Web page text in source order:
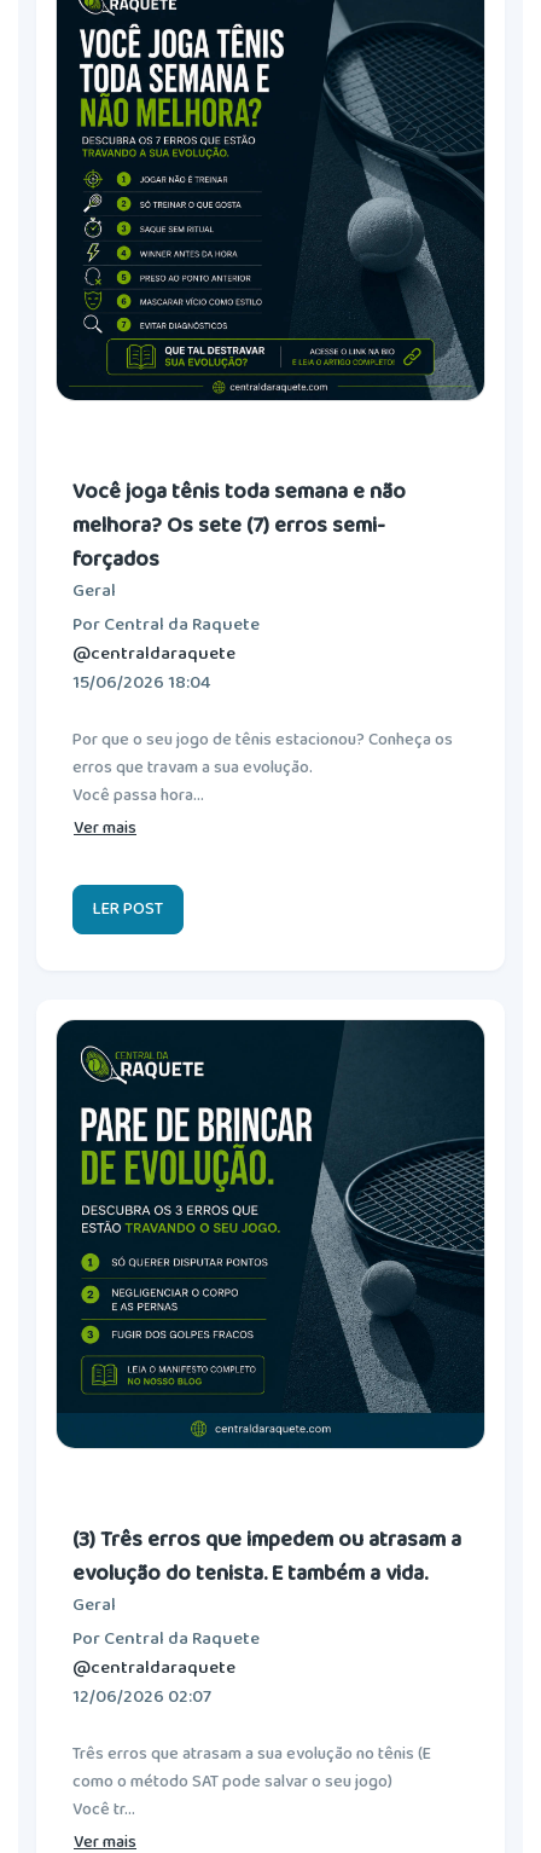
Você joga tênis toda semana e não
melhora? Os sete (7) erros semi-
forçados
Geral
Por Central da Raquete
@centraldaraquete
15/06/2026 18:04
Por que o seu jogo de tênis estacionou? Conheça os
erros que travam a sua evolução.
Você passa hora...
Ver mais
LER POST
(3) Três erros que impedem ou atrasam a
evolução do tenista. E também a vida.
Geral
Por Central da Raquete
@centraldaraquete
12/06/2026 02:07
Três erros que atrasam a sua evolução no tênis (E
como o método SAT pode salvar o seu jogo)
Você tr...
Ver mais